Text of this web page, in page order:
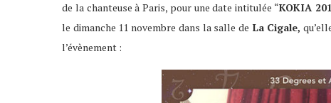
de la chanteuse à Paris, pour une date intitulée “KOKIA
le dimanche 11 novembre dans la salle de La Cigale,
l’évènement :